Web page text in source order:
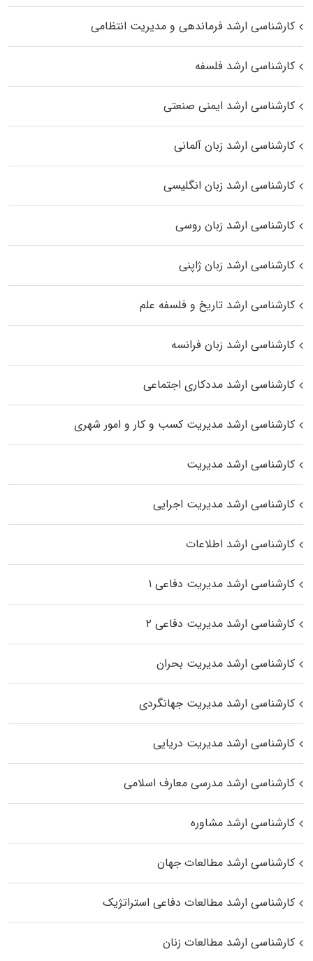
کارشناسی ارشد فرماندهی و مدیریت انتظامی
کارشناسی ارشد فلسفه
کارشناسی ارشد ایمنی صنعتی
کارشناسی ارشد زبان آلمانی
کارشناسی ارشد زبان انگلیسی
کارشناسی ارشد زبان روسی
کارشناسی ارشد زبان ژاپنی
کارشناسی ارشد تاریخ و فلسفه علم
کارشناسی ارشد زبان فرانسه
کارشناسی ارشد مددکاری اجتماعی
کارشناسی ارشد مدیریت کسب و کار و امور شهری
کارشناسی ارشد مدیریت
کارشناسی ارشد مدیریت اجرایی
کارشناسی ارشد اطلاعات
کارشناسی ارشد مدیریت دفاعی ۱
کارشناسی ارشد مدیریت دفاعی ۲
کارشناسی ارشد مدیریت بحران
کارشناسی ارشد مدیریت جهانگردی
کارشناسی ارشد مدیریت دریایی
کارشناسی ارشد مدرسی معارف اسلامی
کارشناسی ارشد مشاوره
کارشناسی ارشد مطالعات جهان
کارشناسی ارشد مطالعات دفاعی استراتژیک
کارشناسی ارشد مطالعات زنان